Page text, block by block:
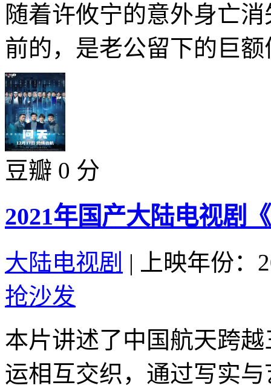
随着许攸宁的意外身亡
前的，是老公留下的巨
豆瓣 0 分
2021年国产大陆电视剧
大陆电视剧 |
上映年份：
抢沙发
本片讲述了中国航天跨
运相互交织，通过写实